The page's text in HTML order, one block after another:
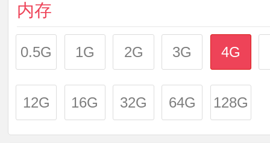
内存
0.5G 1G 2G 3G 4G
12G 16G 32G 64G 128G